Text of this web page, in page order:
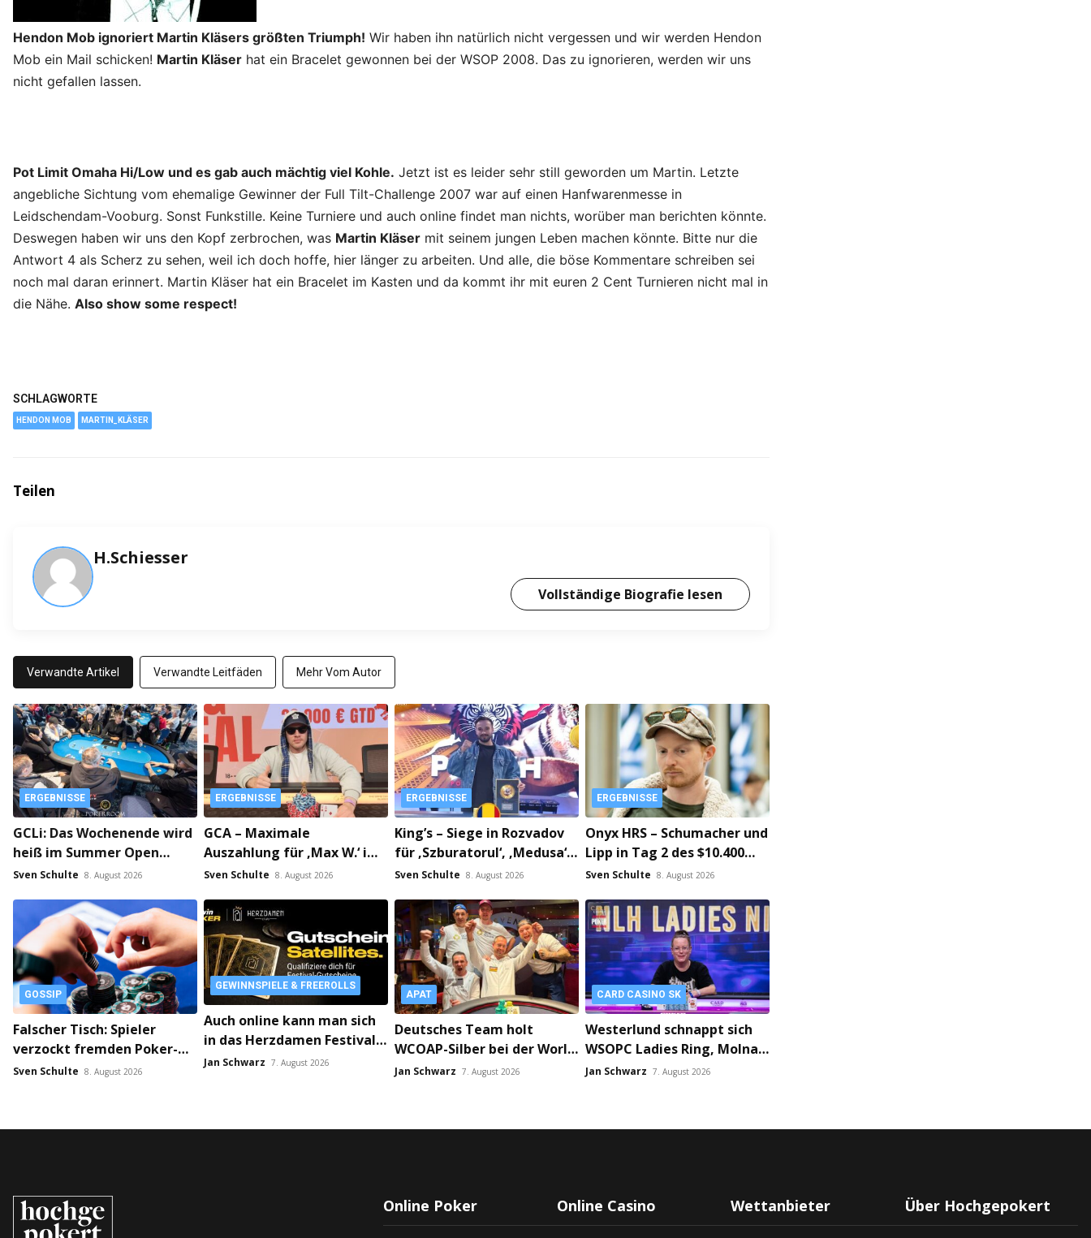
Hendon Mob ignoriert Martin Kläsers größten Triumph! Wir haben ihn natürlich nicht vergessen und wir werden Hendon
Mob ein Mail schicken! Martin Kläser hat ein Bracelet gewonnen bei der WSOP 2008. Das zu ignorieren, werden wir uns
nicht gefallen lassen.
Pot Limit Omaha Hi/Low und es gab auch mächtig viel Kohle. Jetzt ist es leider sehr still geworden um Martin. Letzte
angebliche Sichtung vom ehemalige Gewinner der Full Tilt-Challenge 2007 war auf einen Hanfwarenmesse in
Leidschendam-Vooburg. Sonst Funkstille. Keine Turniere und auch online findet man nichts, worüber man berichten könnte.
Deswegen haben wir uns den Kopf zerbrochen, was Martin Kläser mit seinem jungen Leben machen könnte. Bitte nur die
Antwort 4 als Scherz zu sehen, weil ich doch hoffe, hier länger zu arbeiten. Und alle, die böse Kommentare schreiben sei
noch mal daran erinnert. Martin Kläser hat ein Bracelet im Kasten und da kommt ihr mit euren 2 Cent Turnieren nicht mal in
die Nähe. Also show some respect!
SCHLAGWORTE
HENDON MOB MARTIN_KLÄSER
Teilen
H.Schiesser
Vollständige Biografie lesen
Verwandte Artikel Verwandte Leitfäden Mehr Vom Autor
ERGEBNISSE
GCLi: Das Wochenende wird
heiß im Summer Open
Bounty!
Sven Schulte 8. August 2026
ERGEBNISSE
GCA – Maximale
Auszahlung für ‚Max W.‘ im
The Big Deal Opener!
Sven Schulte 8. August 2026
ERGEBNISSE
King’s – Siege in Rozvadov
für ‚Szburatorul‘, ‚Medusa‘
und ‚Svaras‘!
Sven Schulte 8. August 2026
ERGEBNISSE
Onyx HRS – Schumacher und
Lipp in Tag 2 des $10.400
Premiere!
Sven Schulte 8. August 2026
GOSSIP
Falscher Tisch: Spieler
verzockt fremden Poker-
Stack!
Sven Schulte 8. August 2026
GEWINNSPIELE & FREEROLLS
Auch online kann man sich
in das Herzdamen Festival
spielen – Gutschein-
Jan Schwarz 7. August 2026
APAT
Deutsches Team holt
WCOAP-Silber bei der World
Championship of Amatuer
Jan Schwarz 7. August 2026
CARD CASINO SK
Westerlund schnappt sich
WSOPC Ladies Ring, Molnar
wird High Roller Champion,
Jan Schwarz 7. August 2026
Online Poker Online Casino Wettanbieter Über Hochgepokert